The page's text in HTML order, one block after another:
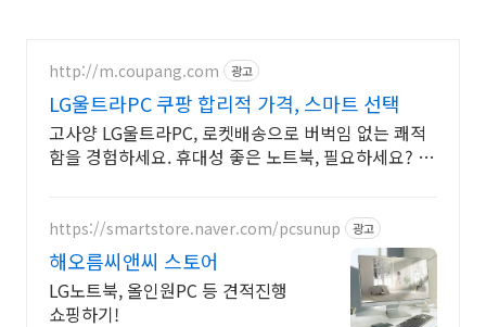
http://m.coupang.com 광고
LG울트라PC 쿠팡 합리적 가격, 스마트 선택
고사양 LG울트라PC, 로켓배송으로 버벅임 없는 쾌적
함을 경험하세요. 휴대성 좋은 노트북, 필요하세요? 배
https://smartstore.naver.com/pcsunup 광고
해오름씨앤씨 스토어
LG노트북, 올인원PC 등 견적진행
쇼핑하기!